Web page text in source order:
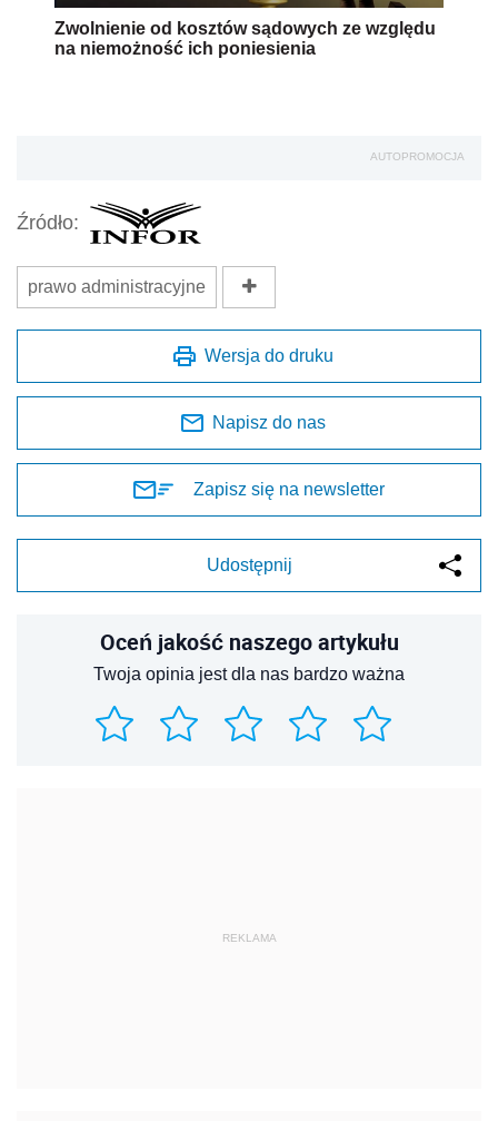
Zwolnienie od kosztów sądowych ze względu
na niemożność ich poniesienia
AUTOPROMOCJA
Źródło:
prawo administracyjne
Wersja do druku
Napisz do nas
Zapisz się na newsletter
Udostępnij
Oceń jakość naszego artykułu
Twoja opinia jest dla nas bardzo ważna
REKLAMA